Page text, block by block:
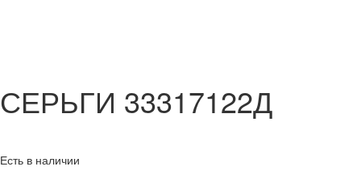
СЕРЬГИ 33317122Д
Есть в наличии